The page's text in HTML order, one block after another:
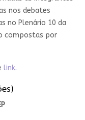
nos debates
no Plenário 10 da
compostas por
link.